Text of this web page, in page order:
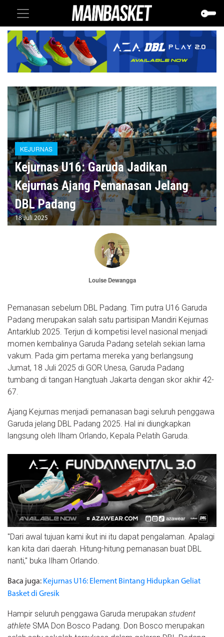
KEJURNAS
Kejurnas U16: Garuda Jadikan
Kejurnas Ajang Pemanasan Jelang
DBL Padang
18 Juli 2025
Louise Dewangga
Pemanasan sebelum DBL Padang. Tim putra U16 Garuda
Padang merupakan salah satu partisipan Mandiri Kejurnas
Antarklub 2025. Terjun di kompetisi level nasional menjadi
momen kembalinya Garuda Padang setelah sekian lama
vakum. Pada gim pertama mereka yang berlangsung
Jumat, 18 Juli 2025 di GOR Unesa, Garuda Padang
tumbang di tangan Hangtuah Jakarta dengan skor akhir 42-
67.
Ajang Kejurnas menjadi pemanasan bagi seluruh penggawa
Garuda jelang DBL Padang 2025. Hal ini diungkapkan
langsung oleh Ilham Orlando, Kepala Pelatih Garuda.
"Dari awal tujuan kami ikut ini itu dapat pengalaman. Apalagi
kan kita dari daerah. Hitung-hitung pemanasan buat DBL
nanti," buka Ilham Orlando.
Baca juga: Kejurnas U16: Element Bintang Hidupkan Geliat
Basket di Gresik
Hampir seluruh penggawa Garuda merupakan student
athlete SMA Don Bosco Padang. Don Bosco merupakan